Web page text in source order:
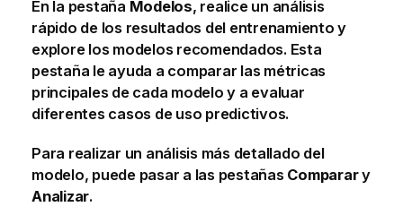
En la pestaña Modelos, realice un análisis
rápido de los resultados del entrenamiento y
explore los modelos recomendados. Esta
pestaña le ayuda a comparar las métricas
principales de cada modelo y a evaluar
diferentes casos de uso predictivos.
Para realizar un análisis más detallado del
modelo, puede pasar a las pestañas Comparary
Analizar.